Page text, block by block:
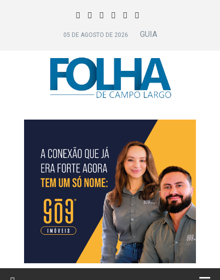
05 DE AGOSTO DE 2026 GUIA